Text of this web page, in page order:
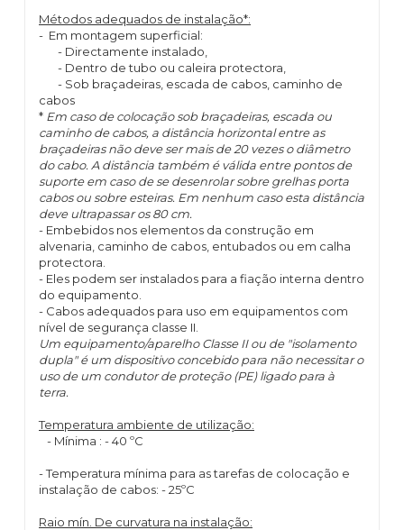
Métodos adequados de instalação*:
- Em montagem superficial:
- Directamente instalado,
- Dentro de tubo ou caleira protectora,
- Sob braçadeiras, escada de cabos, caminho de
cabos
* Em caso de colocação sob braçadeiras, escada ou
caminho de cabos, a distância horizontal entre as
braçadeiras não deve ser mais de 20 vezes o diâmetro
do cabo. A distância também é válida entre pontos de
suporte em caso de se desenrolar sobre grelhas porta
cabos ou sobre esteiras. Em nenhum caso esta distância
deve ultrapassar os 80 cm.
- Embebidos nos elementos da construção em
alvenaria, caminho de cabos, entubados ou em calha
protectora.
- Eles podem ser instalados para a fiação interna dentro
do equipamento.
- Cabos adequados para uso em equipamentos com
nível de segurança classe II.
Um equipamento/aparelho Classe II ou de "isolamento
dupla" é um dispositivo concebido para não necessitar o
uso de um condutor de proteção (PE) ligado para à
terra.
Temperatura ambiente de utilização:
- Mínima : - 40 ºC
- Temperatura mínima para as tarefas de colocação e
instalação de cabos: - 25ºC
Raio mín. De curvatura na instalação: